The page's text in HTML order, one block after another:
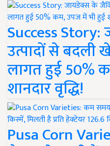
Success
उत्पादों से बदली
लागत हुई 50%
शानदार वृद्धि!
Pusa Corn